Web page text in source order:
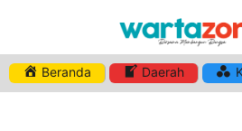
Beranda Daerah